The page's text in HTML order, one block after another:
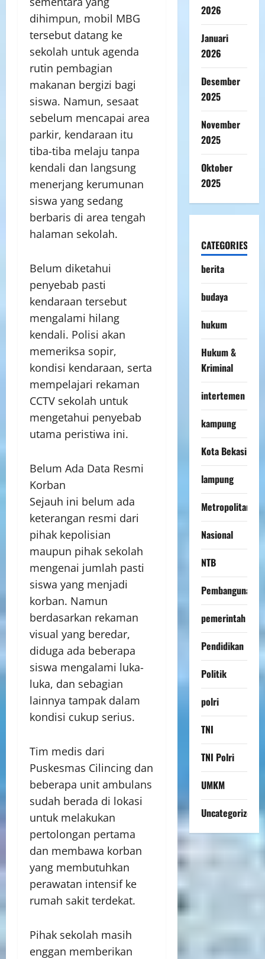
dihimpun, mobil MBG
tersebut datang ke
sekolah untuk agenda
rutin pembagian
makanan bergizi bagi
siswa. Namun, sesaat
sebelum mencapai area
parkir, kendaraan itu
tiba-tiba melaju tanpa
kendali dan langsung
menerjang kerumunan
siswa yang sedang
berbaris di area tengah
halaman sekolah.
Belum diketahui
penyebab pasti
kendaraan tersebut
mengalami hilang
kendali. Polisi akan
memeriksa sopir,
kondisi kendaraan, serta
mempelajari rekaman
CCTV sekolah untuk
mengetahui penyebab
utama peristiwa ini.
Belum Ada Data Resmi
Korban
Sejauh ini belum ada
keterangan resmi dari
pihak kepolisian
maupun pihak sekolah
mengenai jumlah pasti
siswa yang menjadi
korban. Namun
berdasarkan rekaman
visual yang beredar,
diduga ada beberapa
siswa mengalami luka-
luka, dan sebagian
lainnya tampak dalam
kondisi cukup serius.
Tim medis dari
Puskesmas Cilincing dan
beberapa unit ambulans
sudah berada di lokasi
untuk melakukan
pertolongan pertama
dan membawa korban
yang membutuhkan
perawatan intensif ke
rumah sakit terdekat.
Pihak sekolah masih
enggan memberikan
2026
Januari
2026
Desember
2025
November
2025
Oktober
2025
CATEGORIES
berita
budaya
hukum
Hukum &
Kriminal
intertemen
kampung
Kota Bekasi
lampung
Metropolitan
Nasional
NTB
Pembangunan
pemerintah
Pendidikan
Politik
polri
TNI
TNI Polri
UMKM
Uncategorized